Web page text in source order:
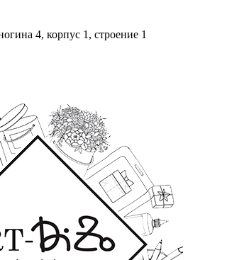
4, корпус 1, строение 1